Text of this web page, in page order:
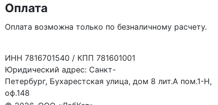
Оплата
Оплата возможна только по безналичному расчету.
ИНН 7816701540 / КПП 781601001
Юридический адрес: Санкт-
Петербург, Бухарестская улица, дом 8 лит.А пом.1-Н,
оф.148